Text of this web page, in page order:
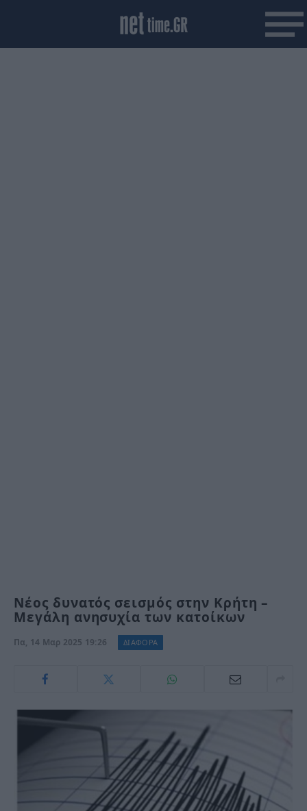
Νέος δυνατός σεισμός στην Κρήτη –
Μεγάλη ανησυχία των κατοίκων
Πα, 14 Μαρ 2025 19:26 ΔΙΑΦΟΡΑ